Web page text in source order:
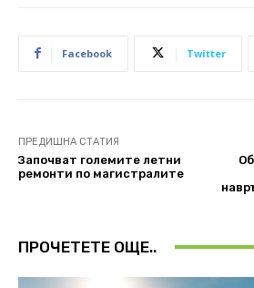
Facebook Twitter
ПРЕДИШНА СТАТИЯ
Започват големите летни
ремонти по магистралите
ПРОЧЕТЕТЕ ОЩЕ..